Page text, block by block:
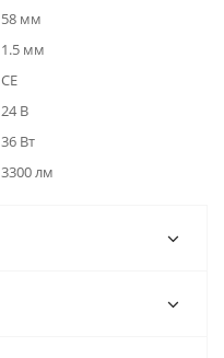
58 мм
1.5 мм
CE
24 В
36 Вт
3300 лм